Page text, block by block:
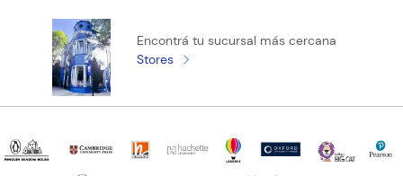
Encontrá tu sucursal más cercana
Stores